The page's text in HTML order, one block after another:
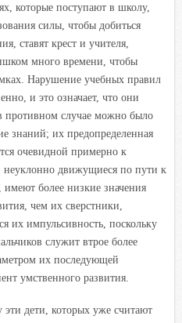
которые поступают в школу,
силы, чтобы добиться
ставят крест и учителя,
много времени, чтобы
Нарушение учебных правил
и это означает, что они
противном случае можно было
знаний; их предопределенная
очевидной примерно к
неуклонно движущиеся по пути к
более низкие значения
чем их сверстники,
их импульсивность, поскольку
служит втрое более
их последующей
умственного развития.
эти дети, которых уже считают